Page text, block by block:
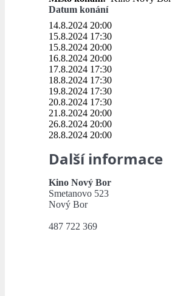
Datum konání
14.8.2024 20:00
15.8.2024 17:30
15.8.2024 20:00
16.8.2024 20:00
17.8.2024 17:30
18.8.2024 17:30
19.8.2024 17:30
20.8.2024 17:30
21.8.2024 20:00
26.8.2024 20:00
28.8.2024 20:00
Další informace
Kino Nový Bor
Smetanovo 523
Nový Bor
487 722 369